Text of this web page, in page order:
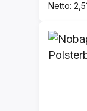
Netto: